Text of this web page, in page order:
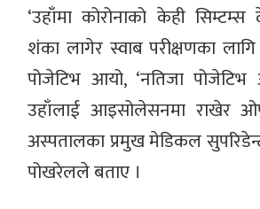
‘उहाँमा कोरोनाको केही
शंका लागेर स्वाब परीक्षणका लागि
पोजेटिभ आयो, ‘नतिजा
उहाँलाई आइसोलेसनमा राखेर
अस्पतालका प्रमुख मेडिकल
पोखरेलले बताए ।